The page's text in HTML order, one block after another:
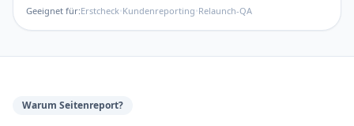
Geeignet für:Erstcheck•Kundenreporting•Relaunch-QA
Warum Seitenreport?